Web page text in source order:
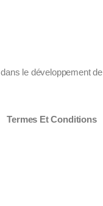
le développement de
Termes Et Conditions